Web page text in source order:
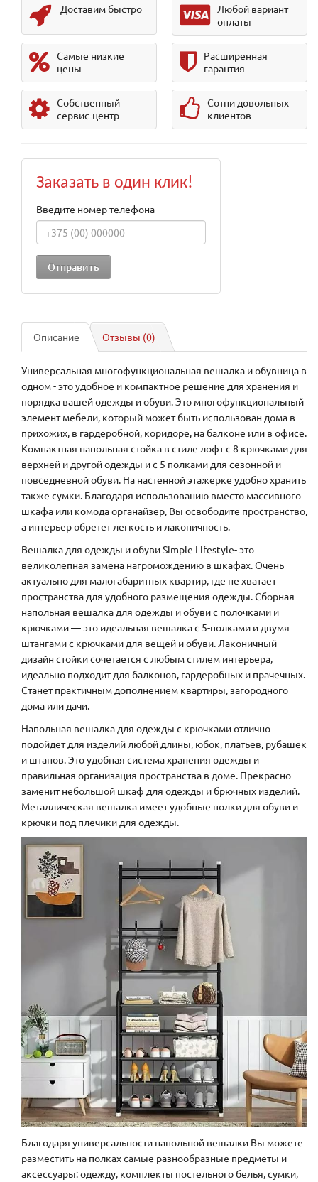
Доставим быстро
Любой вариант
оплаты
Самые низкие
цены
Расширенная
гарантия
Собственный
сервис-центр
Сотни довольных
клиентов
Заказать в один клик!
Введите номер телефона
Описание Отзывы (0)
Универсальная многофункциональная вешалка и обувница в
одном - это удобное и компактное решение для хранения и
порядка вашей одежды и обуви. Это многофункциональный
элемент мебели, который может быть использован дома в
прихожих, в гардеробной, коридоре, на балконе или в офисе.
Компактная напольная стойка в стиле лофт с 8 крючками для
верхней и другой одежды и с 5 полками для сезонной и
повседневной обуви. На настенной этажерке удобно хранить
также сумки. Благодаря использованию вместо массивного
шкафа или комода органайзер, Вы освободите пространство,
а интерьер обретет легкость и лаконичность.
Вешалка для одежды и обуви Simple Lifestyle- это
великолепная замена нагромождению в шкафах. Очень
актуально для малогабаритных квартир, где не хватает
пространства для удобного размещения одежды. Сборная
напольная вешалка для одежды и обуви с полочками и
крючками — это идеальная вешалка с 5-полками и двумя
штангами с крючками для вещей и обуви. Лаконичный
дизайн стойки сочетается с любым стилем интерьера,
идеально подходит для балконов, гардеробных и прачечных.
Станет практичным дополнением квартиры, загородного
дома или дачи.
Напольная вешалка для одежды с крючками отлично
подойдет для изделий любой длины, юбок, платьев, рубашек
и штанов. Это удобная система хранения одежды и
правильная организация пространства в доме. Прекрасно
заменит небольшой шкаф для одежды и брючных изделий.
Металлическая вешалка имеет удобные полки для обуви и
крючки под плечики для одежды.
Благодаря универсальности напольной вешалки Вы можете
разместить на полках самые разнообразные предметы и
аксессуары: одежду, комплекты постельного белья, сумки,